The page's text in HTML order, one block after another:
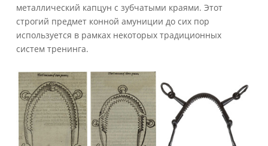
металлический капцун с зубчатыми краями. Этот
строгий предмет конной амуниции до сих пор
используется в рамках некоторых традиционных
систем тренинга.